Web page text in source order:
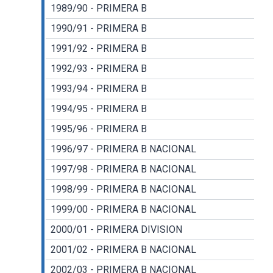
1989/90 - PRIMERA B
1990/91 - PRIMERA B
1991/92 - PRIMERA B
1992/93 - PRIMERA B
1993/94 - PRIMERA B
1994/95 - PRIMERA B
1995/96 - PRIMERA B
1996/97 - PRIMERA B NACIONAL
1997/98 - PRIMERA B NACIONAL
1998/99 - PRIMERA B NACIONAL
1999/00 - PRIMERA B NACIONAL
2000/01 - PRIMERA DIVISION
2001/02 - PRIMERA B NACIONAL
2002/03 - PRIMERA B NACIONAL